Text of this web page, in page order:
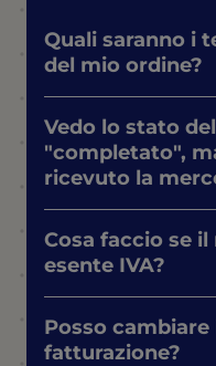
Quali saranno i
del mio ordine?
Vedo lo stato
"completato",
ricevuto la
Cosa faccio se
esente IVA?
Posso
fatturazione?